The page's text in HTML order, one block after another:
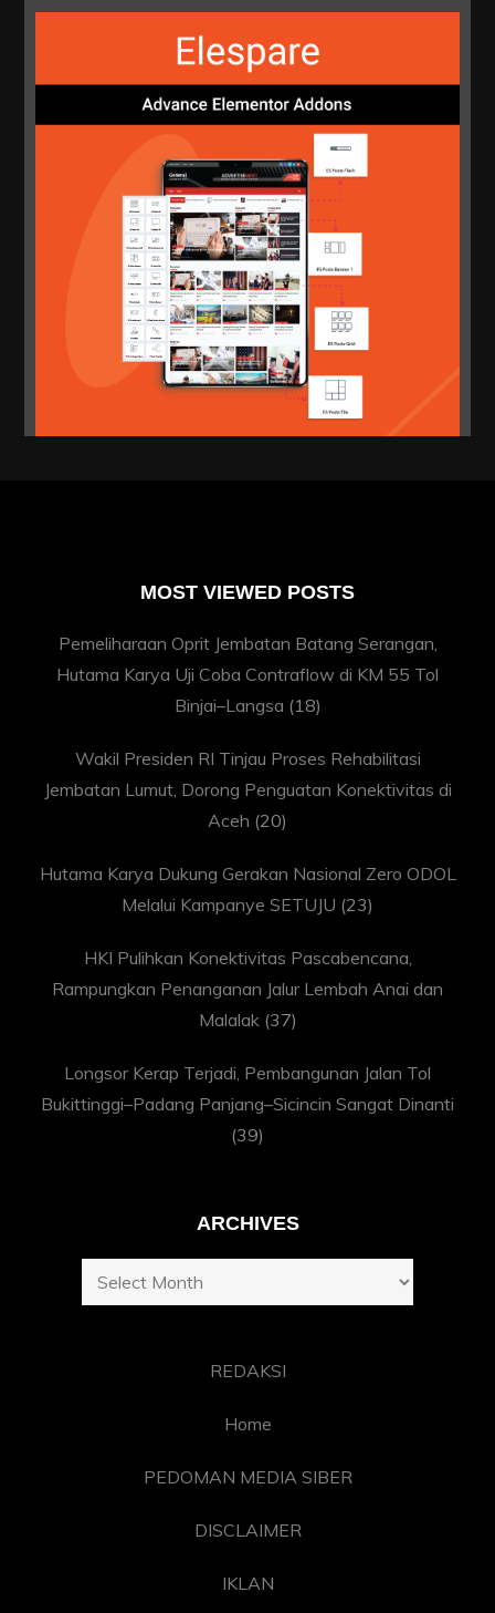
MOST VIEWED POSTS
Pemeliharaan Oprit Jembatan Batang Serangan,
Hutama Karya Uji Coba Contraflow di KM 55 Tol
Binjai–Langsa (18)
Wakil Presiden RI Tinjau Proses Rehabilitasi
Jembatan Lumut, Dorong Penguatan Konektivitas di
Aceh (20)
Hutama Karya Dukung Gerakan Nasional Zero ODOL
Melalui Kampanye SETUJU (23)
HKI Pulihkan Konektivitas Pascabencana,
Rampungkan Penanganan Jalur Lembah Anai dan
Malalak (37)
Longsor Kerap Terjadi, Pembangunan Jalan Tol
Bukittinggi–Padang Panjang–Sicincin Sangat Dinanti
(39)
ARCHIVES
Archives
REDAKSI
Home
PEDOMAN MEDIA SIBER
DISCLAIMER
IKLAN